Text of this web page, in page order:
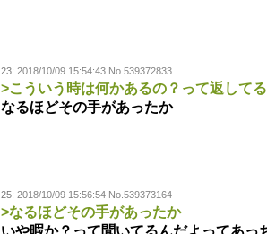
23: 2018/10/09 15:54:43 No.539372833
>こういう時は何かあるの？って返してる
なるほどその手があったか
25: 2018/10/09 15:56:54 No.539373164
>なるほどその手があったか
いや暇か？って聞いてるんだよってあっ